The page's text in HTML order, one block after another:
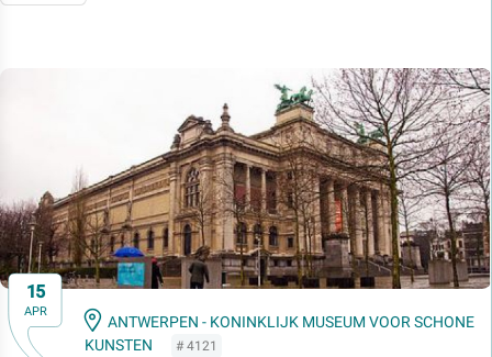
15
APR
ANTWERPEN - KONINKLIJK MUSEUM VOOR SCHONE
KUNSTEN
# 4121